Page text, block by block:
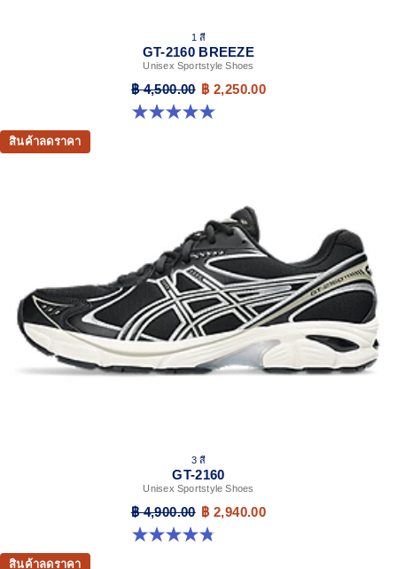
1 สี
GT-2160 BREEZE
Unisex Sportstyle Shoes
฿ 4,500.00 ฿ 2,250.00
5.0 จาก 5 ดาว 1 รีวิว
สินค้าลดราคา
3 สี
GT-2160
Unisex Sportstyle Shoes
฿ 4,900.00 ฿ 2,940.00
4.8 จาก 5 ดาว 501 รีวิว
สินค้าลดราคา